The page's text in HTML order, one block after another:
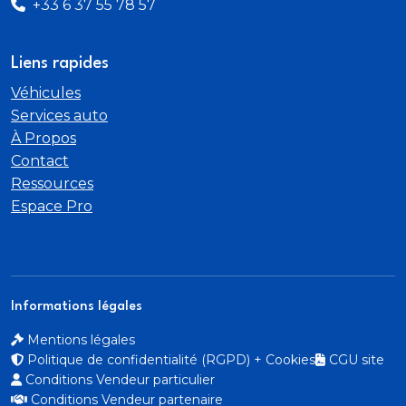
Pack Color White
Pack Color White (décors d'Airbump et de
projecteurs antibrouillard colorés)
Pack Safety
Pavillon avec capucine
Poignées de portes extérieures couleur caisse
d'intersection
Régulateurlimiteur de vitesse
Rétroviseur intérieur électrochrome
+33 6 37 55 78 57
Liens rapides
Véhicules
Services auto
À Propos
Contact
Ressources
Espace Pro
Informations légales
Mentions légales
Politique de confidentialité (RGPD) + Cookies
CGU site
Conditions Vendeur particulier
Conditions Vendeur partenaire